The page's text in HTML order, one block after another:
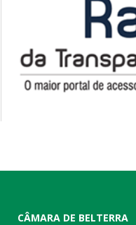
CÂMARA DE BELTERRA